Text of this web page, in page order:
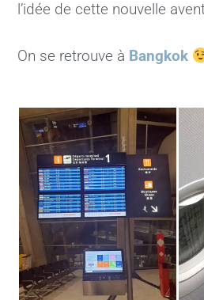
l’idée de cette nouvelle
On se retrouve à Bangkok